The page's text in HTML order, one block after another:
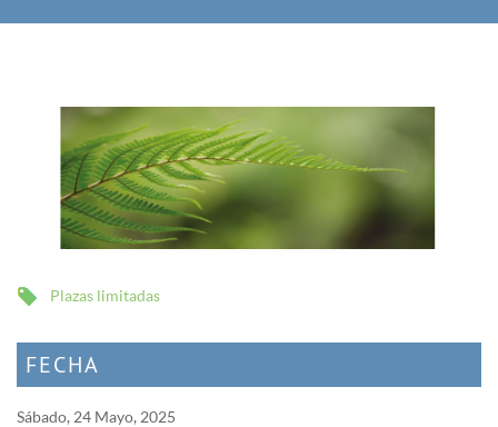
Plazas limitadas
FECHA
Sábado, 24 Mayo, 2025